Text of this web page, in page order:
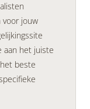
voor jouw
aan het juiste
beste